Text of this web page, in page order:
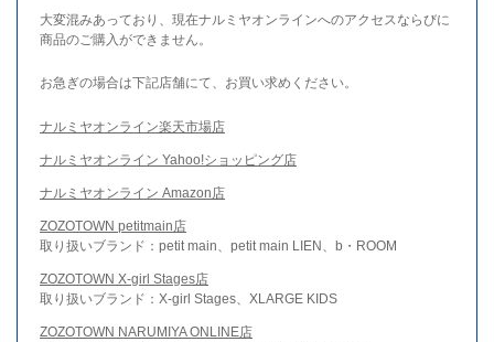
大変混みあっており、現在ナルミヤオンラインへのアクセスならびに
商品のご購入ができません。
お急ぎの場合は下記店舗にて、お買い求めください。
ナルミヤオンライン楽天市場店
ナルミヤオンライン Yahoo!ショッピング店
ナルミヤオンライン Amazon店
ZOZOTOWN petitmain店
取り扱いブランド：petit main、petit main LIEN、b・ROOM
ZOZOTOWN X-girl Stages店
取り扱いブランド：X-girl Stages、XLARGE KIDS
ZOZOTOWN NARUMIYA ONLINE店